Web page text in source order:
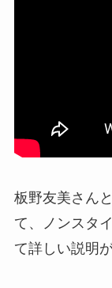
板野友美さん
て、ノンスタ
て詳しい説明